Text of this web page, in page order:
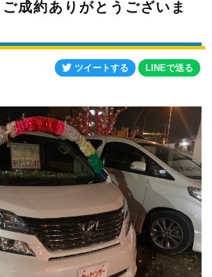
ご成約ありがとうございま
ツイートする LINEで送る